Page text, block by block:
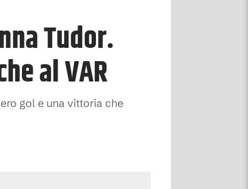
Tudor.
al VAR
gol e una vittoria che